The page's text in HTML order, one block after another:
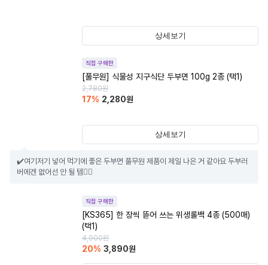
상세보기
직접 구매한
[풀무원] 식물성 지구식단 두부면 100g 2종 (택1)
2,780원
17% 2,280원
상세보기
✔️여기저기 넣어 먹기에 좋은 두부면 풀무원 제품이 제일 나은 거 같아요 두부러
버에겐 없어선 안 될 템👍🏻
직접 구매한
[KS365] 한 장씩 뜯어 쓰는 위생롤백 4종 (500매)
(택1)
4,900원
20% 3,890원